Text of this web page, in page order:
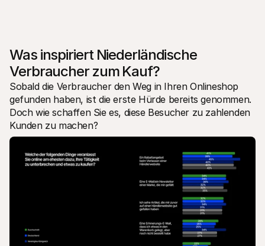
Was inspiriert Niederländische
Verbraucher zum Kauf?
Sobald die Verbraucher den Weg in Ihren Onlineshop
gefunden haben, ist die erste Hürde bereits genommen.
Doch wie schaffen Sie es, diese Besucher zu zahlenden
Kunden zu machen?